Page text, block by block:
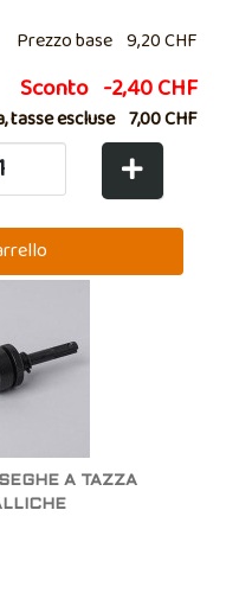
Prezzo base 9,20 CHF
Sconto -2,40 CHF
tasse escluse 7,00 CHF
A TAZZA